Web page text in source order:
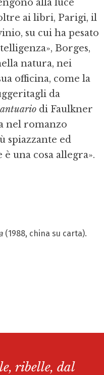
(1988, china su carta).
alla luce
ai libri, Parigi, il
su cui ha pesato
Borges,
natura, nei
officina, come la
da
di Faulkner
nel romanzo
spiazzante ed
una cosa allegra».
ribelle, dal